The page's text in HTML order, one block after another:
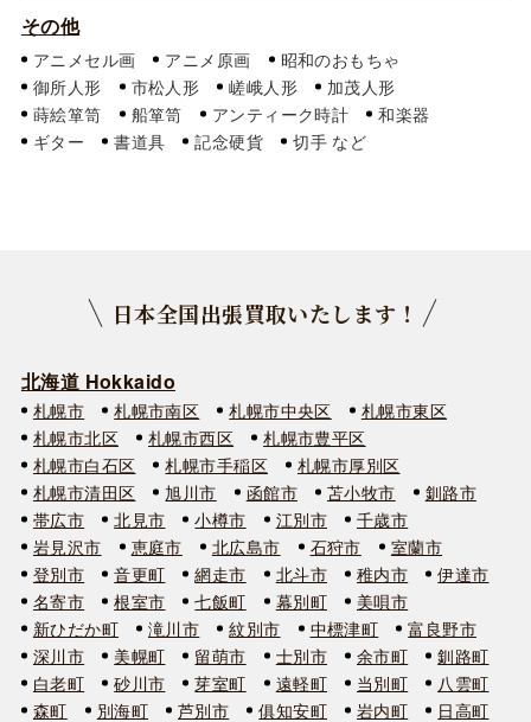
その他
アニメセル画 アニメ原画
昭和のおもちゃ
御所人形
市松人形 嵯峨人形
加茂人形
蒔絵箪笥
船箪笥 アンティーク時計
和楽器
ギター
書道具 記念硬貨 切手
日本全国出張買取いたします！
北海道 Hokkaido
札幌市 札幌市南区 札幌市中央区
札幌市東区
札幌市北区
札幌市西区
札幌市豊平区
札幌市白石区
札幌市手稲区
札幌市厚別区
札幌市清田区
旭川市 函館市 苫小牧市
釧路市
帯広市
北見市 小樽市 江別市
千歳市
岩見沢市
恵庭市 北広島市 石狩市
室蘭市
登別市
音更町 網走市 北斗市 稚内市
伊達市
名寄市
根室市 七飯町 幕別町
美唄市
新ひだか町
滝川市 紋別市 中標津町
富良野市
深川市
美幌町 留萌市 士別市 余市町
釧路町
白老町
砂川市 芽室町 遠軽町 当別町
八雲町
森町
別海町 芦別市 俱知安町 岩内町 日高町